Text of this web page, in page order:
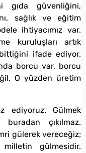
gıda güvenliğini,
sağlık ve eğitim
ihtiyacımız var.
kuruluşları artık
ifade ediyor.
borcu var, borcu
O yüzden üretim
ediyoruz. Gülmek
buradan çıkılmaz.
gülerek vereceğiz;
gülmesidir.